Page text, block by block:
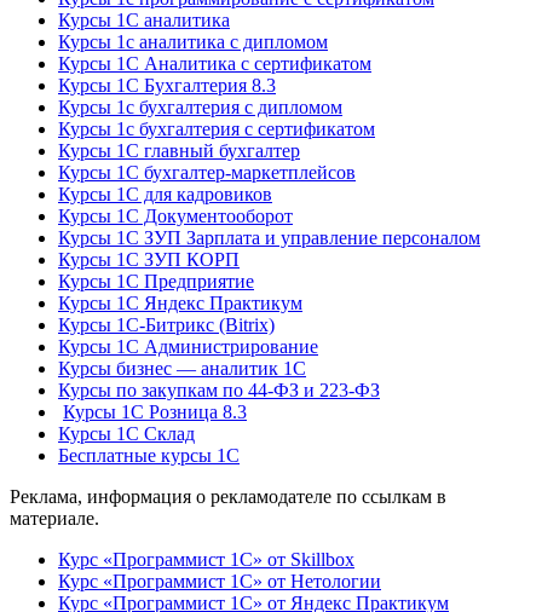
Курсы 1С аналитика
Курсы 1с аналитика с дипломом
Курсы 1С Аналитика с сертификатом
Курсы 1С Бухгалтерия 8.3
Курсы 1с бухгалтерия с дипломом
Курсы 1с бухгалтерия с сертификатом
Курсы 1С главный бухгалтер
Курсы 1С бухгалтер-маркетплейсов
Курсы 1С для кадровиков
Курсы 1С Документооборот
Курсы 1С ЗУП Зарплата и управление персоналом
Курсы 1С ЗУП КОРП
Курсы 1С Предприятие
Курсы 1С Яндекс Практикум
Курсы 1С-Битрикс (Bitrix)
Курсы 1С Администрирование
Курсы бизнес — аналитик 1С
Курсы по закупкам по 44‑ФЗ и 223‑ФЗ
Курсы 1С Розница 8.3
Курсы 1С Склад
Бесплатные курсы 1С
Реклама, информация о рекламодателе по ссылкам в
материале.
Курс «Программист 1С» от Skillbox
Курс «Программист 1С» от Нетологии
Курс «Программист 1С» от Яндекс Практикум